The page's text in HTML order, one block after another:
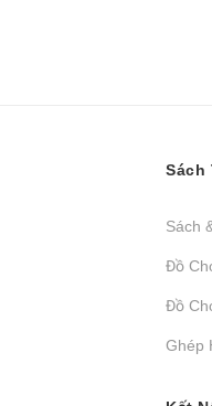
Sách
Sách
Đồ
Đồ
Ghép